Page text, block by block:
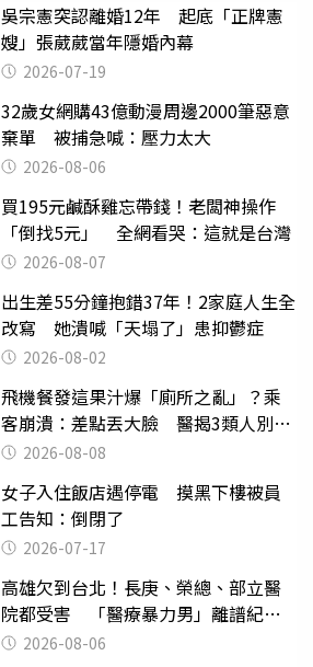
吳宗憲突認離婚12年 起底「正牌憲
嫂」張葳葳當年隱婚內幕
2026-07-19
32歲女網購43億動漫周邊2000筆惡意
棄單 被捕急喊：壓力太大
2026-08-06
買195元鹹酥雞忘帶錢！老闆神操作
「倒找5元」 全網看哭：這就是台灣
2026-08-07
出生差55分鐘抱錯37年！2家庭人生全
改寫 她潰喊「天塌了」患抑鬱症
2026-08-02
飛機餐發這果汁爆「廁所之亂」？乘
客崩潰：差點丟大臉 醫揭3類人別亂
喝 2026-08-08
女子入住飯店遇停電 摸黑下樓被員
工告知：倒閉了
2026-07-17
高雄欠到台北！長庚、榮總、部立醫
院都受害 「醫療暴力男」離譜紀錄
曝光2026-08-06